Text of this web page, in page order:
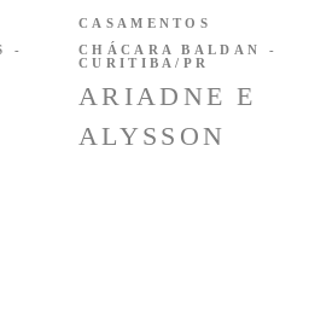
-
ARIADNE E
ALYSSON
CASAMENTOS
CHÁCARA BALDAN -
CURITIBA/PR